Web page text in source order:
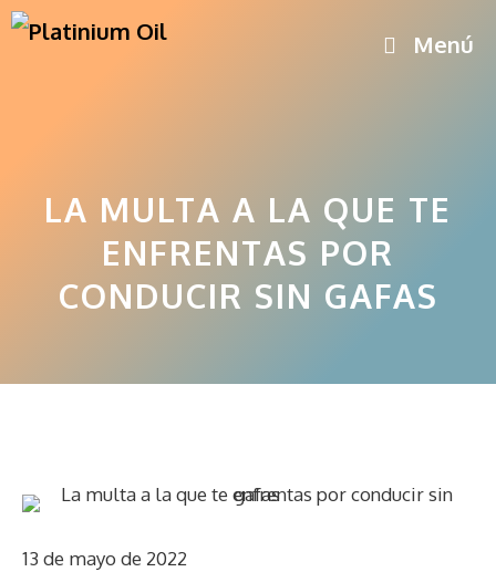
Saltar
Menú
LA MULTA A LA QUE TE
ENFRENTAS POR
CONDUCIR SIN GAFAS
13 de mayo de 2022